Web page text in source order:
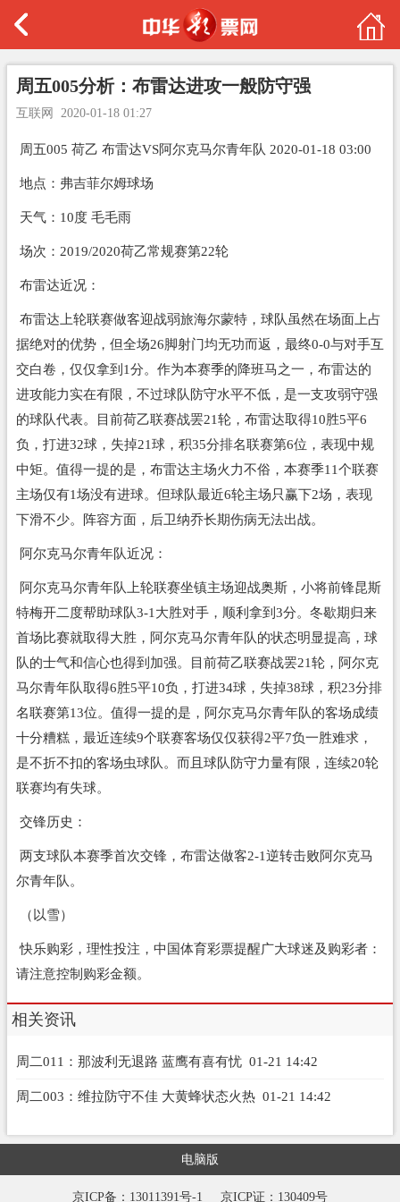
周五005分析：布雷达进攻一般防守强
互联网 2020-01-18 01:27
周五005 荷乙 布雷达VS阿尔克马尔青年队 2020-01-18 03:00
地点：弗吉菲尔姆球场
天气：10度 毛毛雨
场次：2019/2020荷乙常规赛第22轮
布雷达近况：
布雷达上轮联赛做客迎战弱旅海尔蒙特，球队虽然在场面上占
据绝对的优势，但全场26脚射门均无功而返，最终0-0与对手互
交白卷，仅仅拿到1分。作为本赛季的降班马之一，布雷达的
进攻能力实在有限，不过球队防守水平不低，是一支攻弱守强
的球队代表。目前荷乙联赛战罢21轮，布雷达取得10胜5平6
负，打进32球，失掉21球，积35分排名联赛第6位，表现中规
中矩。值得一提的是，布雷达主场火力不俗，本赛季11个联赛
主场仅有1场没有进球。但球队最近6轮主场只赢下2场，表现
下滑不少。阵容方面，后卫纳乔长期伤病无法出战。
阿尔克马尔青年队近况：
阿尔克马尔青年队上轮联赛坐镇主场迎战奥斯，小将前锋昆斯
特梅开二度帮助球队3-1大胜对手，顺利拿到3分。冬歇期归来
首场比赛就取得大胜，阿尔克马尔青年队的状态明显提高，球
队的士气和信心也得到加强。目前荷乙联赛战罢21轮，阿尔克
马尔青年队取得6胜5平10负，打进34球，失掉38球，积23分排
名联赛第13位。值得一提的是，阿尔克马尔青年队的客场成绩
十分糟糕，最近连续9个联赛客场仅仅获得2平7负一胜难求，
是不折不扣的客场虫球队。而且球队防守力量有限，连续20轮
联赛均有失球。
交锋历史：
两支球队本赛季首次交锋，布雷达做客2-1逆转击败阿尔克马
尔青年队。
（以雪）
快乐购彩，理性投注，中国体育彩票提醒广大球迷及购彩者：
请注意控制购彩金额。
相关资讯
周二011：那波利无退路 蓝鹰有喜有忧 01-21 14:42
周二003：维拉防守不佳 大黄蜂状态火热 01-21 14:42
电脑版
京ICP备：13011391号-1 京ICP证：130409号